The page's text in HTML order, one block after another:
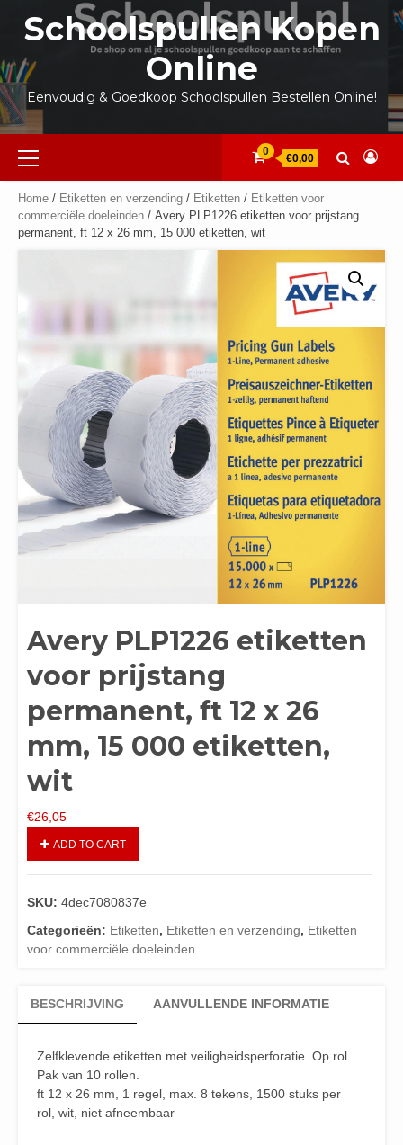
inhoud
Schoolspullen Kopen
Online
Eenvoudig & Goedkoop Schoolspullen Bestellen Online!
Primair
menu
0
€0,00
Home / Etiketten en verzending / Etiketten / Etiketten voor
commerciële doeleinden / Avery PLP1226 etiketten voor prijstang
permanent, ft 12 x 26 mm, 15 000 etiketten, wit
Avery PLP1226 etiketten
voor prijstang
permanent, ft 12 x 26
mm, 15 000 etiketten,
wit
€26,05
ADD TO CART
SKU: 4dec7080837e
Categorieën: Etiketten, Etiketten en verzending, Etiketten
voor commerciële doeleinden
BESCHRIJVING AANVULLENDE INFORMATIE
Zelfklevende etiketten met veiligheidsperforatie. Op rol.
Pak van 10 rollen.
ft 12 x 26 mm, 1 regel, max. 8 tekens, 1500 stuks per
rol, wit, niet afneembaar